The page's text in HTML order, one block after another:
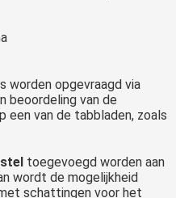
worden opgevraagd via
beoordeling van de
een van de tabbladen, zoals
toegevoegd worden aan
wordt de mogelijkheid
schattingen voor het